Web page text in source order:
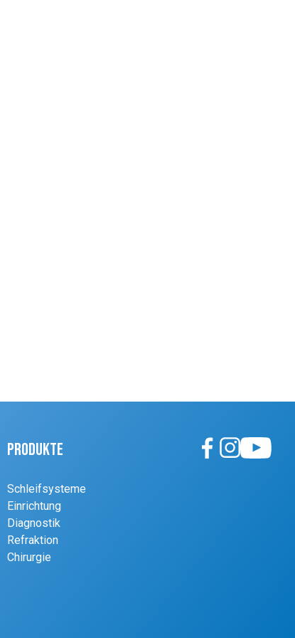
Produkte
Schleifsysteme
Einrichtung
Diagnostik
Refraktion
Chirurgie